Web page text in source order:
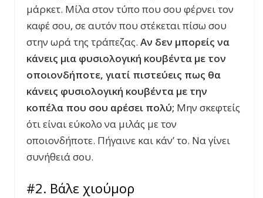
μάρκετ. Μίλα στον τύπο που σου φέρνει τον
καφέ σου, σε αυτόν που στέκεται πίσω σου
στην ωρά της τράπεζας. Αν δεν μπορείς να
κάνεις μια φυσιολογική κουβέντα με τον
οποιονδήποτε, γιατί πιστεύεις πως θα
κάνεις φυσιολογική κουβέντα με την
κοπέλα που σου αρέσει πολύ; Μην σκεφτείς
ότι είναι εύκολο να μιλάς με τον
οποιονδήποτε. Πήγαινε και κάν’ το. Να γίνει
συνήθειά σου.
#2. Βάλε χιούμορ